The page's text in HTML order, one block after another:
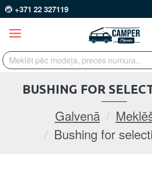
+371 22 327119
Galvenā
Bushing for
BUSHING FOR